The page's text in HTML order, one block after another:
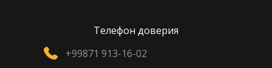
Телефон доверия
+99871 913-16-02